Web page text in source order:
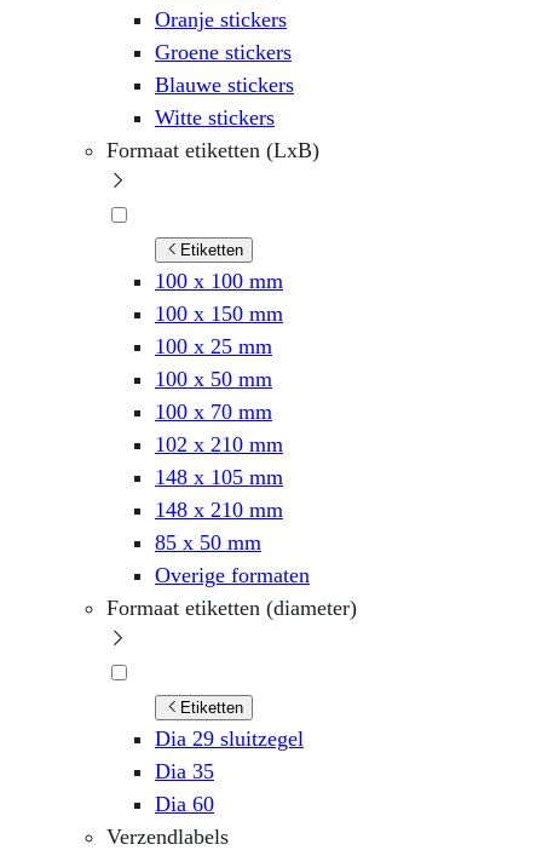
Oranje stickers
Groene stickers
Blauwe stickers
Witte stickers
Formaat etiketten (LxB)
Etiketten
100 x 100 mm
100 x 150 mm
100 x 25 mm
100 x 50 mm
100 x 70 mm
102 x 210 mm
148 x 105 mm
148 x 210 mm
85 x 50 mm
Overige formaten
Formaat etiketten (diameter)
Etiketten
Dia 29 sluitzegel
Dia 35
Dia 60
Verzendlabels